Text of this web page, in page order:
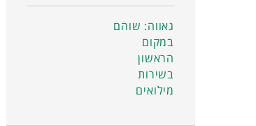
גאווה: שוהם
במקום
הראשון
בשירות
מילואים